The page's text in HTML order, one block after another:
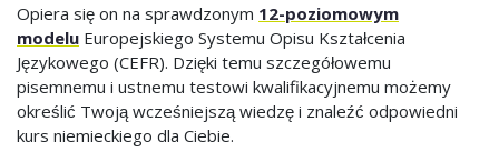
Opiera się on na sprawdzonym 12-poziomowym
modelu Europejskiego Systemu Opisu Kształcenia
Językowego (CEFR). Dzięki temu szczegółowemu
pisemnemu i ustnemu testowi kwalifikacyjnemu możemy
określić Twoją wcześniejszą wiedzę i znaleźć odpowiedni
kurs niemieckiego dla Ciebie.